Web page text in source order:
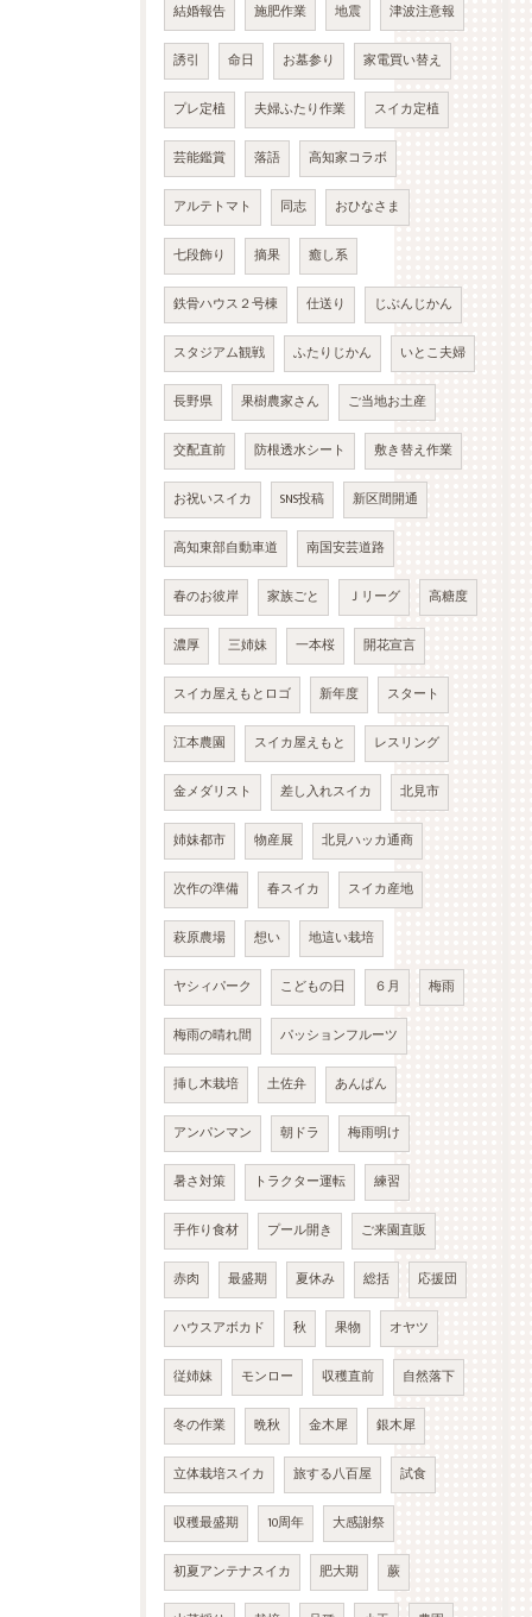
結婚報告 施肥作業 地震 津波注意報
誘引 命日 お墓参り 家電買い替え
プレ定植 夫婦ふたり作業 スイカ定植
芸能鑑賞 落語 高知家コラボ
アルテトマト 同志 おひなさま
七段飾り 摘果 癒し系
鉄骨ハウス２号棟 仕送り じぶんじかん
スタジアム観戦 ふたりじかん いとこ夫婦
長野県 果樹農家さん ご当地お土産
交配直前 防根透水シート 敷き替え作業
お祝いスイカ SNS投稿 新区間開通
高知東部自動車道 南国安芸道路
春のお彼岸 家族ごと Ｊリーグ 高糖度
濃厚 三姉妹 一本桜 開花宣言
スイカ屋えもとロゴ 新年度 スタート
江本農園 スイカ屋えもと レスリング
金メダリスト 差し入れスイカ 北見市
姉妹都市 物産展 北見ハッカ通商
次作の準備 春スイカ スイカ産地
萩原農場 想い 地這い栽培
ヤシィパーク こどもの日 ６月 梅雨
梅雨の晴れ間 パッションフルーツ
挿し木栽培 土佐弁 あんぱん
アンパンマン 朝ドラ 梅雨明け
暑さ対策 トラクター運転 練習
手作り食材 プール開き ご来園直販
赤肉 最盛期 夏休み 総括 応援団
ハウスアボカド 秋 果物 オヤツ
従姉妹 モンロー 収穫直前 自然落下
冬の作業 晩秋 金木犀 銀木犀
立体栽培スイカ 旅する八百屋 試食
収穫最盛期 10周年 大感謝祭
初夏アンテナスイカ 肥大期 蕨